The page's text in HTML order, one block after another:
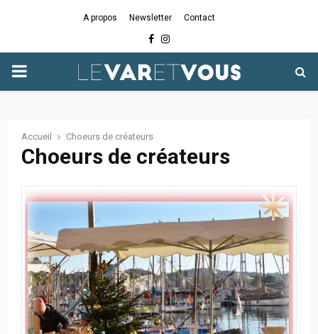
A propos Newsletter Contact
Facebook
Instagram
PRIMARY
Accueil Choeurs de créateurs
Choeurs de créateurs